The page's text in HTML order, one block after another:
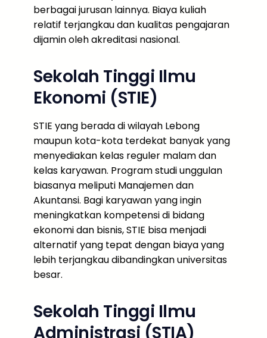
berbagai jurusan lainnya. Biaya kuliah
relatif terjangkau dan kualitas pengajaran
dijamin oleh akreditasi nasional.
Sekolah Tinggi Ilmu
Ekonomi (STIE)
STIE yang berada di wilayah Lebong
maupun kota-kota terdekat banyak yang
menyediakan kelas reguler malam dan
kelas karyawan. Program studi unggulan
biasanya meliputi Manajemen dan
Akuntansi. Bagi karyawan yang ingin
meningkatkan kompetensi di bidang
ekonomi dan bisnis, STIE bisa menjadi
alternatif yang tepat dengan biaya yang
lebih terjangkau dibandingkan universitas
besar.
Sekolah Tinggi Ilmu
Administrasi (STIA)